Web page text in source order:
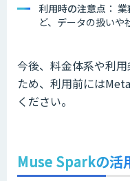
利用時の注意点 ：
ど、データの扱いや
今後、料金体系や利
ため、利用前には
ください。
Muse Sparkの活